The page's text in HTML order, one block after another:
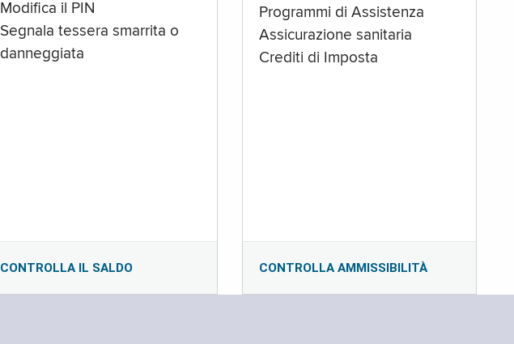
Modifica il PIN
Segnala tessera smarrita o
danneggiata
CONTROLLA IL SALDO
Programmi di Assistenza
Assicurazione sanitaria
Crediti di Imposta
CONTROLLA AMMISSIBILITÀ